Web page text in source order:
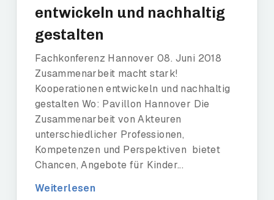
entwickeln und nachhaltig
gestalten
Fachkonferenz Hannover 08. Juni 2018
Zusammenarbeit macht stark!
Kooperationen entwickeln und nachhaltig
gestalten Wo: Pavillon Hannover Die
Zusammenarbeit von Akteuren
unterschiedlicher Professionen,
Kompetenzen und Perspektiven bietet
Chancen, Angebote für Kinder...
Weiterlesen